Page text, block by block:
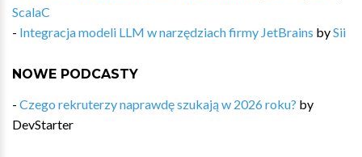
ScalaC
- Integracja modeli LLM w narzędziach firmy JetBrains bySii
NOWE PODCASTY
- Czego rekruterzy naprawdę szukają w 2026 roku? by
DevStarter